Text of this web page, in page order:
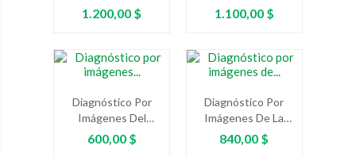
Atlas
Precio
1.200,00 $
Tórax Pediátrico
Ed.2
Precio
1.100,00 $
Diagnóstico Por
Imágenes Del
Hombro
Precio
600,00 $
Diagnóstico Por
Imágenes De La
Mama. Un Enfoque
Clínico
Precio
840,00 $